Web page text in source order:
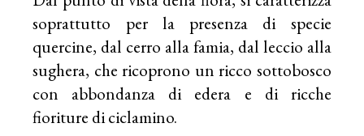
soprattutto per la presenza di specie
quercine, dal cerro alla famia, dal leccio alla
sughera, che ricoprono un ricco sottobosco
con abbondanza di edera e di ricche
fioriture di ciclamino.